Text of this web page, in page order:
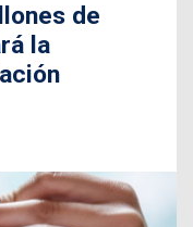
de
la